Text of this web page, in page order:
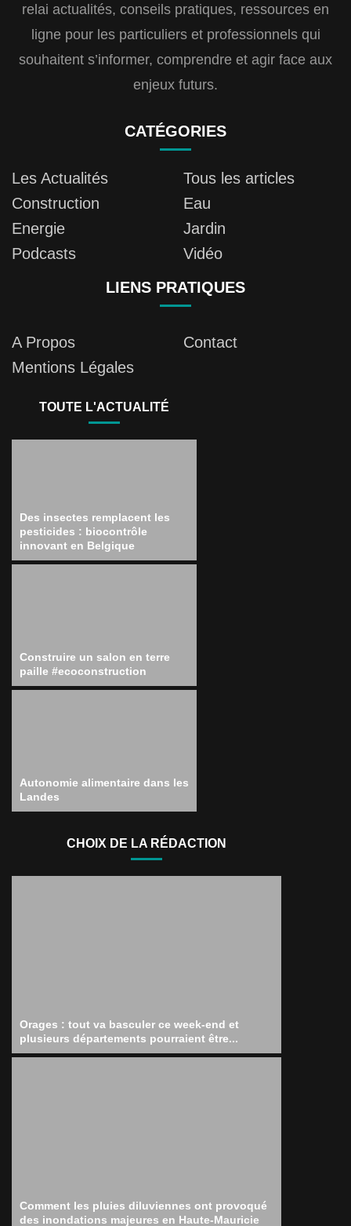
relai actualités, conseils pratiques, ressources en
ligne pour les particuliers et professionnels qui
souhaitent s’informer, comprendre et agir face aux
enjeux futurs.
CATÉGORIES
Les Actualités
Tous les articles
Construction
Eau
Energie
Jardin
Podcasts
Vidéo
LIENS PRATIQUES
A Propos
Contact
Mentions Légales
TOUTE L'ACTUALITÉ
Des insectes remplacent les
pesticides : biocontrôle
innovant en Belgique
Construire un salon en terre
paille #ecoconstruction
Autonomie alimentaire dans les
Landes
CHOIX DE LA RÉDACTION
Orages : tout va basculer ce week-end et
plusieurs départements pourraient être...
Comment les pluies diluviennes ont provoqué
des inondations majeures en Haute-Mauricie